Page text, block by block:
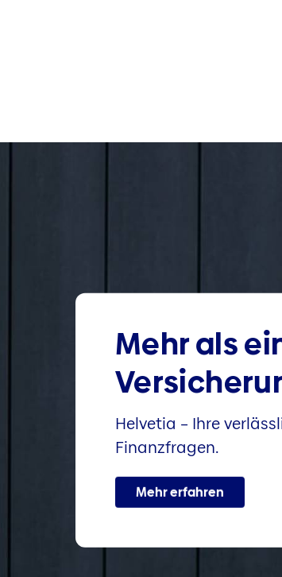
Mehr als
Helvetia – Ihre
Finanzfragen.
Mehr erfahren